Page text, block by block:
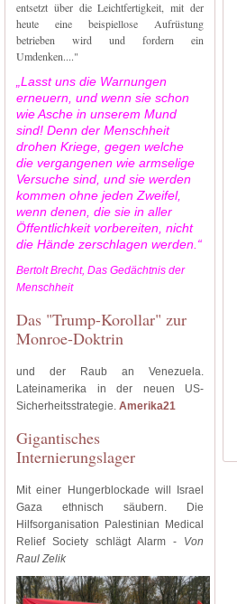
entsetzt über die Leichtfertigkeit, mit der
heute eine beispiellose Aufrüstung
betrieben wird und fordern ein
Umdenken...."
„Lasst uns die Warnungen
erneuern, und wenn sie schon
wie Asche in unserem Mund
sind! Denn der Menschheit
drohen Kriege, gegen welche
die vergangenen wie armselige
Versuche sind, und sie werden
kommen ohne jeden Zweifel,
wenn denen, die sie in aller
Öffentlichkeit vorbereiten, nicht
die Hände zerschlagen werden.“
Bertolt Brecht, Das Gedächtnis der
Menschheit
Das "Trump-Korollar" zur
Monroe-Doktrin
und der Raub an Venezuela.
Lateinamerika in der neuen US-
Sicherheitsstrategie. Amerika21
Gigantisches
Internierungslager
Mit einer Hungerblockade will Israel
Gaza ethnisch säubern. Die
Hilfsorganisation Palestinian Medical
Relief Society schlägt Alarm - Von
Raul Zelik